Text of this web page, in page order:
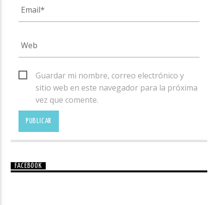
Guardar mi nombre, correo electrónico y
sitio web en este navegador para la próxima
vez que comente.
FACEBOOK